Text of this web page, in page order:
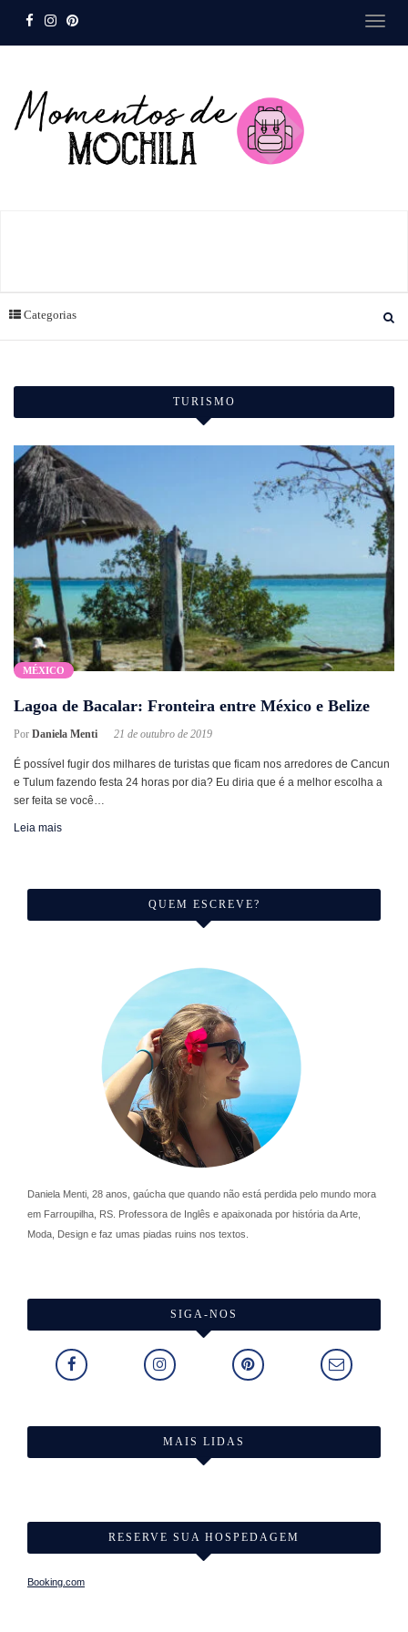
Categorias
TURISMO
MÉXICO
Lagoa de Bacalar: Fronteira entre México e Belize
Por Daniela Menti 21 de outubro de 2019
É possível fugir dos milhares de turistas que ficam nos arredores de Cancun
e Tulum fazendo festa 24 horas por dia? Eu diria que é a melhor escolha a
ser feita se você…
Leia mais
QUEM ESCREVE?
Daniela Menti, 28 anos, gaúcha que quando não está perdida pelo mundo mora
em Farroupilha, RS. Professora de Inglês e apaixonada por história da Arte,
Moda, Design e faz umas piadas ruins nos textos.
SIGA-NOS
MAIS LIDAS
RESERVE SUA HOSPEDAGEM
Booking.com